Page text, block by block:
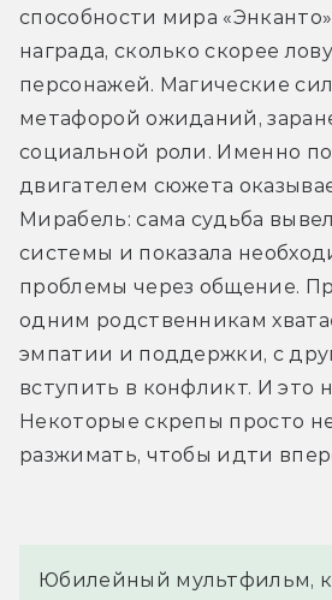
способности мира
награда, сколько скорее
персонажей. Магические
метафорой ожиданий,
социальной роли. Именно
двигателем сюжета
Мирабель: сама судьба
системы и показала
проблемы через общение.
одним родственникам
эмпатии и поддержки, с
вступить в конфликт. И это
Некоторые скрепы просто
разжимать, чтобы идти
Юбилейный мультфильм,